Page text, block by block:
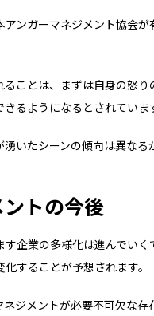
ンガーマネジメント協会
ことは、まずは自身の怒
るようになるとされていま
いたシーンの傾向は異な
トの今後
企業の多様化は進んでいく
することが予想されます。
ジメントが必要不可欠な